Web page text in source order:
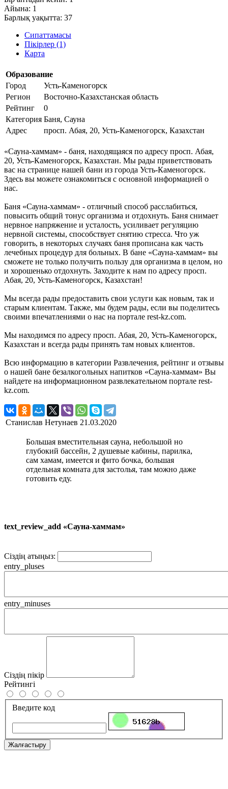
Айына: 1
Барлық уақытта: 37
Сипаттамасы
Пікірлер (1)
Карта
Образование
Город
Усть-Каменогорск
Регион
Восточно-Казахстанская область
Рейтинг
0
Категория Баня, Сауна
Адрес
просп. Абая, 20, Усть-Каменогорск, Казахстан
«Сауна-хаммам» - баня, находящаяся по адресу просп. Абая,
20, Усть-Каменогорск, Казахстан. Мы рады приветствовать
вас на странице нашей бани из города Усть-Каменогорск.
Здесь вы можете ознакомиться с основной информацией о
нас.
Баня «Сауна-хаммам» - отличный способ расслабиться,
повысить общий тонус организма и отдохнуть. Баня снимает
нервное напряжение и усталость, усиливает регуляцию
нервной системы, способствует снятию стресса. Что уж
говорить, в некоторых случаях баня прописана как часть
лечебных процедур для больных. В бане «Сауна-хаммам» вы
сможете не только получить пользу для организма в целом, но
и хорошенько отдохнуть. Заходите к нам по адресу просп.
Абая, 20, Усть-Каменогорск, Казахстан!
Мы всегда рады предоставить свои услуги как новым, так и
старым клиентам. Также, мы будем рады, если вы поделитесь
своими впечатлениями о нас на портале rest-kz.com.
Мы находимся по адресу просп. Абая, 20, Усть-Каменогорск,
Казахстан и всегда рады принять там новых клиентов.
Всю информацию в категории Развлечения, рейтинг и отзывы
о нашей бане безалкогольных напитков «Сауна-хаммам» Вы
найдете на информационном развлекательном портале rest-
kz.com.
Станислав Нетунаев 21.03.2020
Большая вместительная сауна, небольшой но
глубокий бассейн, 2 душевые кабины, парилка,
сам хамам, имеется и фито бочка, большая
отдельная комната для застолья, там можно даже
готовить еду.
text_review_add «Сауна-хаммам»
Сіздің атыңыз:
entry_pluses
entry_minuses
Сіздің пікір
Рейтингі
Введите код
Жалғастыру